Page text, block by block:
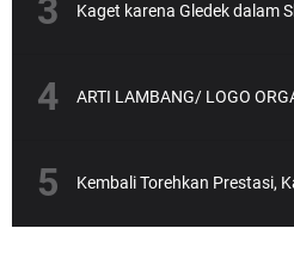
Kaget karena Gledek dalam
ARTI LAMBANG/ LOGO